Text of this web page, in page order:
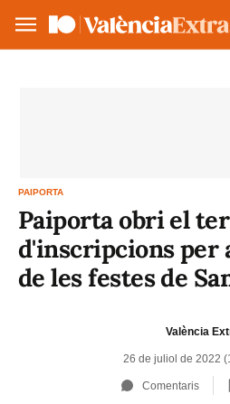
PAIPORTA
Paiporta obri el
d'inscripcions per
de les festes de
València
26 de juliol de 2022
Comentaris